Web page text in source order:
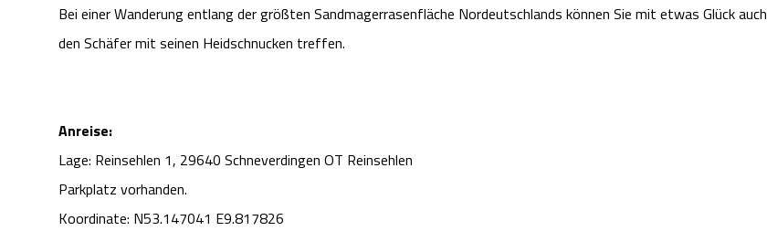
Bei einer Wanderung entlang der größten Sandmagerrasenfläche Nordeutschlands können Sie mit etwas Glück auch
den Schäfer mit seinen Heidschnucken treffen.
Anreise:
Lage: Reinsehlen 1, 29640 Schneverdingen OT Reinsehlen
Parkplatz vorhanden.
Koordinate: N53.147041 E9.817826